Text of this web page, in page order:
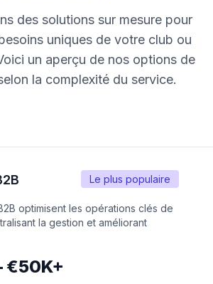
des solutions sur mesure pour
uniques de votre club ou
un aperçu de nos options de
la complexité du service.
Le plus populaire
optimisent les opérations clés de
la gestion et améliorant
€50K+